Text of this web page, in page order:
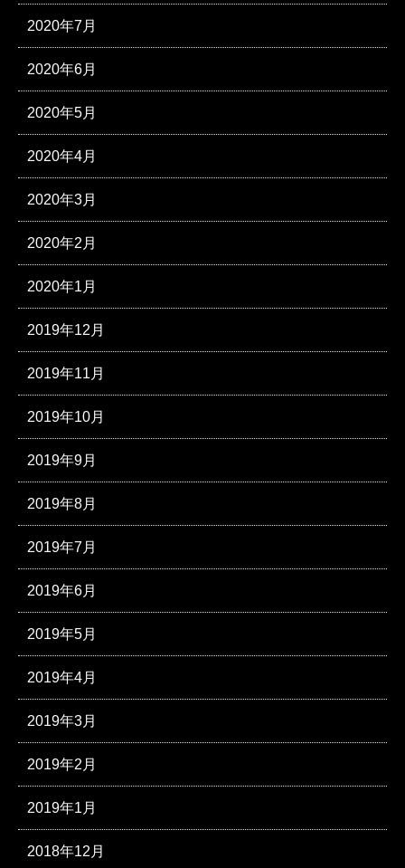
2020年7月
2020年6月
2020年5月
2020年4月
2020年3月
2020年2月
2020年1月
2019年12月
2019年11月
2019年10月
2019年9月
2019年8月
2019年7月
2019年6月
2019年5月
2019年4月
2019年3月
2019年2月
2019年1月
2018年12月